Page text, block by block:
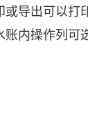
或导出可以打
账内操作列可